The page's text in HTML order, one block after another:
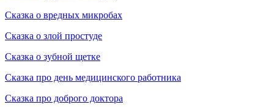
Сказка о вредных микробах
Сказка о злой простуде
Сказка о зубной щетке
Сказка про день медицинского работника
Сказка про доброго доктора